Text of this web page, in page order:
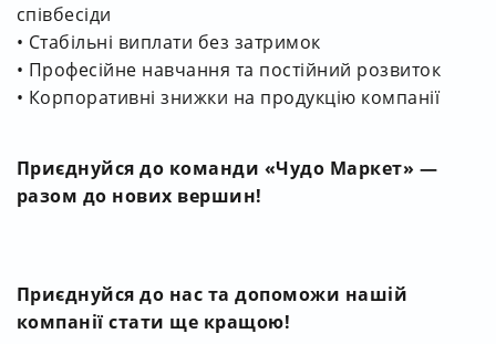
співбесіди
• Стабільні виплати без затримок
• Професійне навчання та постійний розвиток
• Корпоративні знижки на продукцію компанії
Приєднуйся до команди «Чудо Маркет» —
разом до нових вершин!
Приєднуйся до нас та допоможи нашій
компанії стати ще кращою!